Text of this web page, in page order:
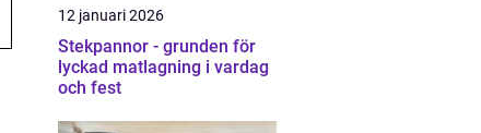
12 januari 2026
Stekpannor - grunden för
lyckad matlagning i vardag
och fest